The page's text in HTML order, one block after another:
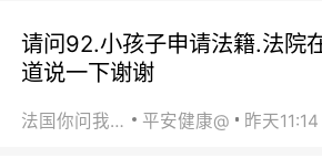
请问92.小孩子申请法籍.法院
道说一下谢谢
法国你问我答 平安健康@ 昨天11:14